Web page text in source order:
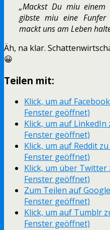
„Mackst Du miu
gibste miu eine Funfer
mackt uns am Leben
Äh, na klar.
😀
Teilen mit:
Klick, um auf
Fenster geöffnet)
Klick, um auf
Fenster geöffnet)
Klick, um auf Reddit
Fenster geöffnet)
Klick, um über Twitter
Fenster geöffnet)
Zum Teilen auf
Fenster geöffnet)
Klick, um auf Tumblr
Fenster geöffnet)